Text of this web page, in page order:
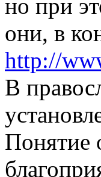
но при
они, в
http://
В
Понятие